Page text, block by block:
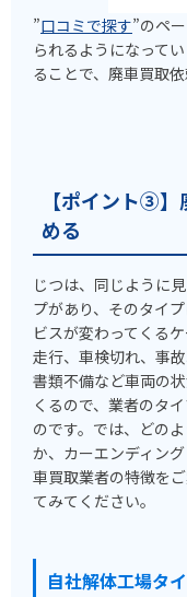
”口コミで探す”のペ
られるようになって
ることで、廃車買取
【ポイント③
める
じつは、同じように
プがあり、そのタイ
ビスが変わってくる
走行、車検切れ、事
書類不備など車両の
くるので、業者のタ
のです。では、どの
か、カーエンディン
車買取業者の特徴を
てみてください。
自社解体工場タ